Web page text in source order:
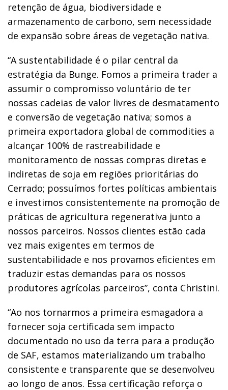
retenção de água, biodiversidade e
armazenamento de carbono, sem necessidade
de expansão sobre áreas de vegetação nativa.
“A sustentabilidade é o pilar central da
estratégia da Bunge. Fomos a primeira trader a
assumir o compromisso voluntário de ter
nossas cadeias de valor livres de desmatamento
e conversão de vegetação nativa; somos a
primeira exportadora global de commodities a
alcançar 100% de rastreabilidade e
monitoramento de nossas compras diretas e
indiretas de soja em regiões prioritárias do
Cerrado; possuímos fortes políticas ambientais
e investimos consistentemente na promoção de
práticas de agricultura regenerativa junto a
nossos parceiros. Nossos clientes estão cada
vez mais exigentes em termos de
sustentabilidade e nos provamos eficientes em
traduzir estas demandas para os nossos
produtores agrícolas parceiros”, conta Christini.
“Ao nos tornarmos a primeira esmagadora a
fornecer soja certificada sem impacto
documentado no uso da terra para a produção
de SAF, estamos materializando um trabalho
consistente e transparente que se desenvolveu
ao longo de anos. Essa certificação reforça o